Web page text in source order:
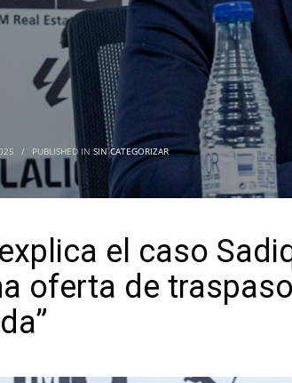
/ PUBLISHED IN SIN CATEGORIZAR
el caso
oferta de